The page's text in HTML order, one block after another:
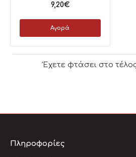
9,20€
Αγορά
Έχετε φτάσει στο
Πληροφορίες